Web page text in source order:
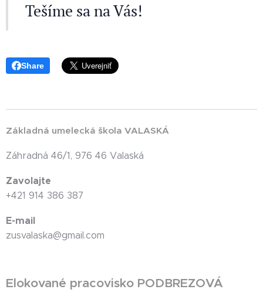
Tešíme sa na Vás!
Share
Základná umelecká škola VALASKÁ
Záhradná 46/1, 976 46 Valaská
Zavolajte
+421 914 386 387
E-mail
zusvalaska@gmail.com
Elokované pracovisko PODBREZOVÁ